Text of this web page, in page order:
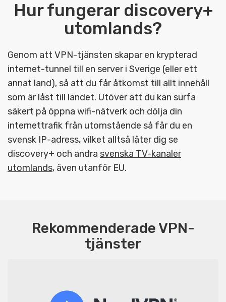
Hur fungerar discovery+
utomlands?
Genom att VPN-tjänsten skapar en krypterad
internet-tunnel till en server i Sverige (eller ett
annat land), så att du får åtkomst till allt innehåll
som är låst till landet. Utöver att du kan surfa
säkert på öppna wifi-nätverk och dölja din
internettrafik från utomstående så får du en
svensk IP-adress, vilket alltså låter dig se
discovery+ och andra svenska TV-kanaler
utomlands, även utanför EU.
Rekommenderade VPN-
tjänster